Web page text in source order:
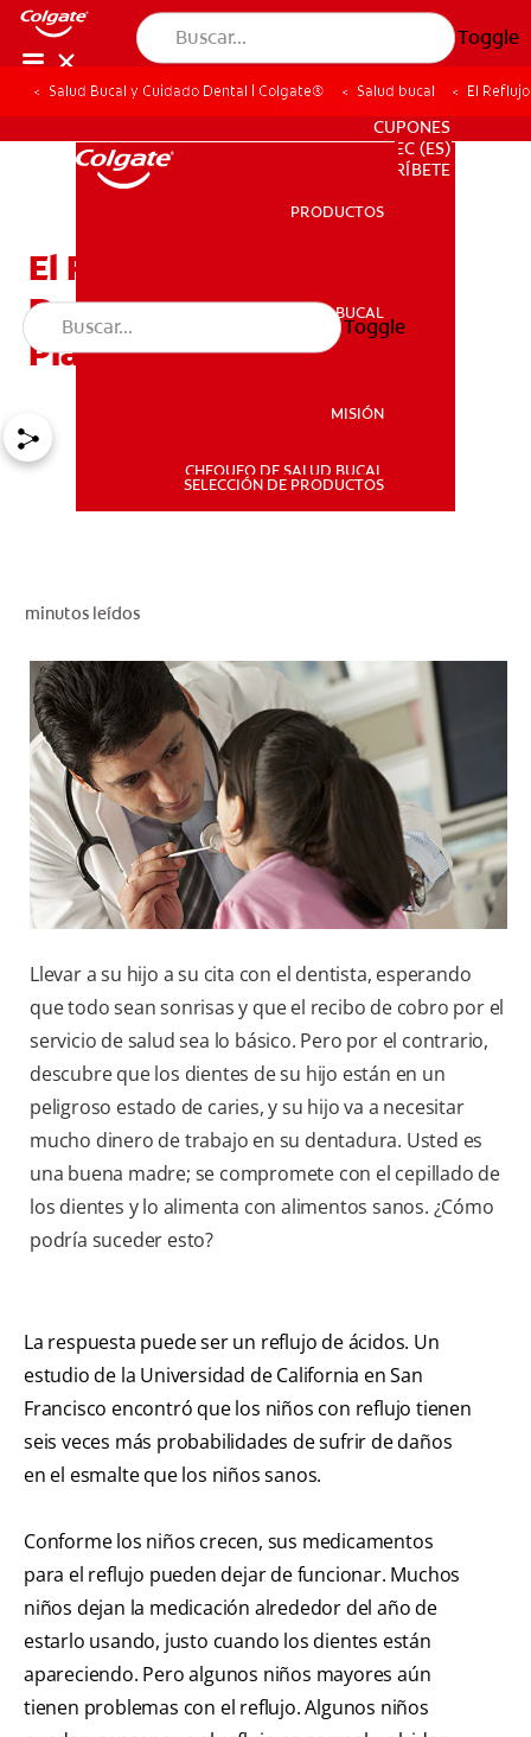
Toggle
SALUD BUCAL
PARA PROFESIONALES
CUPONES
EC (ES)
SUSCRÍBETE
PARA PROFESIONALES
CUPONES
EC (ES)
SUSCRÍBETE
PRODUCTOS
SALUD BUCAL
MISIÓN
CHEQUEO DE SALUD BUCAL
SELECCIÓN DE PRODUCTOS
Toggle
Salud Bucal y Cuidado Dental | Colgate® Salud bucal El
El Reflujo Ácido: Un
Desastre Dental A Largo
Plazo
minutos leídos
Llevar a su hijo a su cita con el dentista, esperando
que todo sean sonrisas y que el recibo de cobro por el
servicio de salud sea lo básico. Pero por el contrario,
descubre que los dientes de su hijo están en un
peligroso estado de caries, y su hijo va a necesitar
mucho dinero de trabajo en su dentadura. Usted es
una buena madre; se compromete con el cepillado de
los dientes y lo alimenta con alimentos sanos. ¿Cómo
podría suceder esto?
La respuesta puede ser un reflujo de ácidos. Un
estudio de la Universidad de California en San
Francisco encontró que los niños con reflujo tienen
seis veces más probabilidades de sufrir de daños
en el esmalte que los niños sanos.
Conforme los niños crecen, sus medicamentos
para el reflujo pueden dejar de funcionar. Muchos
niños dejan la medicación alrededor del año de
estarlo usando, justo cuando los dientes están
apareciendo. Pero algunos niños mayores aún
tienen problemas con el reflujo. Algunos niños